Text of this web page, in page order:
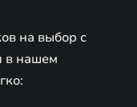
на выбор с
в нашем